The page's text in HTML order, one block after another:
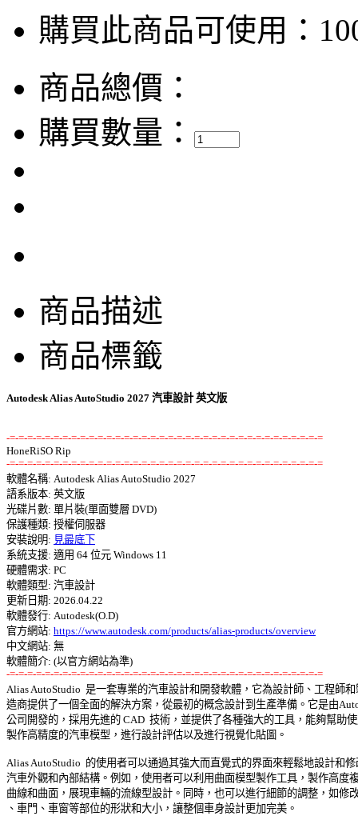
購買此商品可使用：
商品總價：
購買數量：
商品描述
商品標籤
Autodesk Alias AutoStudio 2027 汽車設計 英文版
-=-=-=-=-=-=-=-=-=-=-=-=-=-=-=-=-=-=-=-=-=-=-=-=-=-=-=-=-=-=-=-=-=-=-=-=
-=-=-=-=-=-=-=-=-=-=-=-=-=-=-=-=-=-=-=-=-=-=-=-=-=-=-=-=-=-=-=-=-=-=-=-=
軟體名稱: Autodesk Alias AutoStudio 2027
語系版本: 英文版
光碟片數: 單片裝(單面雙層 DVD)
保護種類: 授權伺服器
安裝說明: 見最底下
系統支援: 適用 64 位元 Windows 11
硬體需求: PC
軟體類型: 汽車設計
更新日期: 2026.04.22
軟體發行: Autodesk(O.D)
官方網站: https://www.autodesk.com/products/alias-products/overview
中文網站: 無
-=-=-=-=-=-=-=-=-=-=-=-=-=-=-=-=-=-=-=-=-=-=-=-=-=-=-=-=-=-=-=-=-=-=-=-=
Alias AutoStudio  是一套專業的汽車設計和開發軟體，它為設計師、工程師
造商提供了一個全面的解決方案，從最初的概念設計到生產準備。它是由
公司開發的，採用先進的 CAD  技術，並提供了各種強大的工具，能夠幫助
製作高精度的汽車模型，進行設計評估以及進行視覺化貼圖。
Alias AutoStudio  的使用者可以通過其強大而直覺式的界面來輕鬆地設計和
汽車外觀和內部結構。例如，使用者可以利用曲面模型製作工具，製作高度
曲線和曲面，展現車輛的流線型設計。同時，也可以進行細節的調整，如修
、車門、車窗等部位的形狀和大小，讓整個車身設計更加完美。